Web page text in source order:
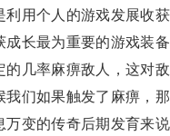
用个人的游戏发展收
长最为重要的游戏装
几率麻痹敌人，这对
们如果触发了麻痹，
变的传奇后期发育来